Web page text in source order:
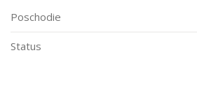
Poschodie
Status